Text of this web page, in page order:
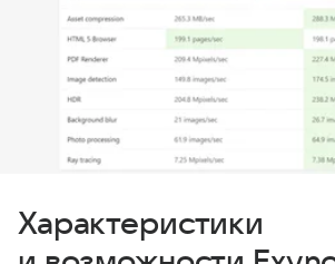
Характеристики